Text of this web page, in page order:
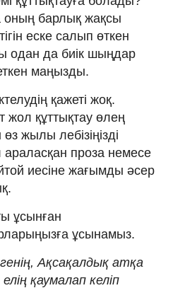
оның барлық жақсы
еске салып өткен
одан да биік шыңдар
маңызды.
қажеті жоқ.
құттықтау өлең
жылы лебізіңізді
араласқан проза немесе
иесіне жағымды әсер
ұсынған
ұсынамыз.
Ақсақалдық атқа
қаумалап келіп